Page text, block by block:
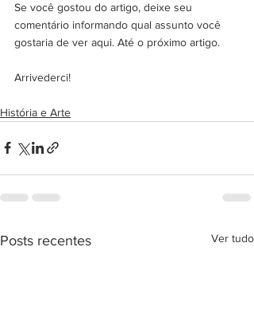
Se você gostou do artigo, deixe seu
comentário informando qual assunto você
gostaria de ver aqui. Até o próximo artigo.
Arrivederci!
História e Arte
Posts recentes Ver tudo